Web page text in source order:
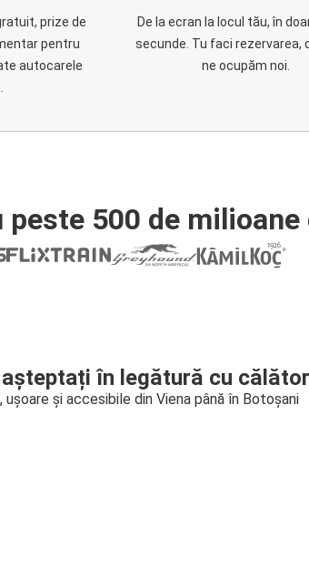
prize de
pentru
autocarele
De la ecran la locul tău, în
secunde. Tu faci rezervarea,
ne ocupăm noi.
500 de milioane
așteptați în legătură cu
ușoare și accesibile din Viena până în Botoșani